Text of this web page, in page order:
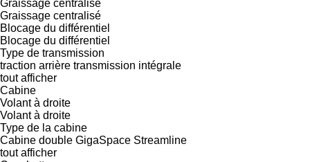
Graissage centralisé
Graissage centralisé
Blocage du différentiel
Blocage du différentiel
Type de transmission
traction arrière transmission intégrale
tout afficher
Cabine
Volant à droite
Volant à droite
Type de la cabine
Cabine double GigaSpace Streamline
tout afficher